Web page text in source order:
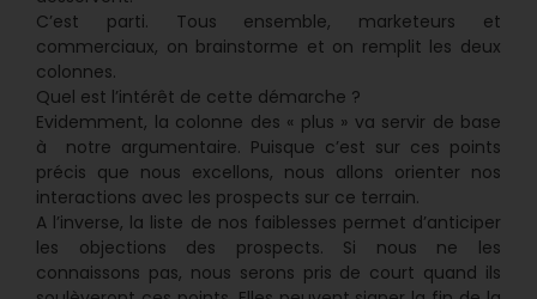
C’est parti. Tous ensemble, marketeurs et
commerciaux, on brainstorme et on remplit les deux
colonnes.
Quel est l’intérêt de cette démarche ?
Evidemment, la colonne des « plus » va servir de base
à notre argumentaire. Puisque c’est sur ces points
précis que nous excellons, nous allons orienter nos
interactions avec les prospects sur ce terrain.
A l’inverse, la liste de nos faiblesses permet d’anticiper
les objections des prospects. Si nous ne les
connaissons pas, nous serons pris de court quand ils